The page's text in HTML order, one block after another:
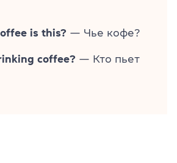
is this? — Чье кофе?
coffee? — Кто пьет